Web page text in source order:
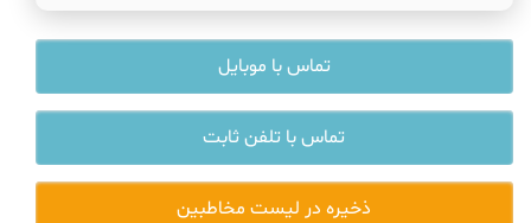
تماس با موبایل
تماس با تلفن ثابت
ذخیره در لیست مخاطبین